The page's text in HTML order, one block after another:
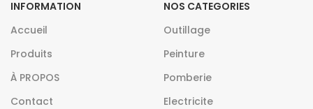
INFORMATION
Accueil
Produits
À PROPOS
Contact
NOS CATEGORIES
Outillage
Peinture
Pomberie
Electricite